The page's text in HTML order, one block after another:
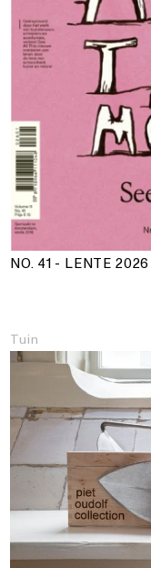
NO. 41 - LENTE 2026
Tuin